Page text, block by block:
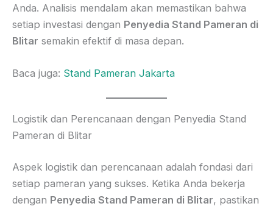
Anda. Analisis mendalam akan memastikan bahwa
setiap investasi dengan Penyedia Stand Pameran di
Blitar semakin efektif di masa depan.
Baca juga: Stand Pameran Jakarta
Logistik dan Perencanaan dengan Penyedia Stand
Pameran di Blitar
Aspek logistik dan perencanaan adalah fondasi dari
setiap pameran yang sukses. Ketika Anda bekerja
dengan Penyedia Stand Pameran di Blitar, pastikan